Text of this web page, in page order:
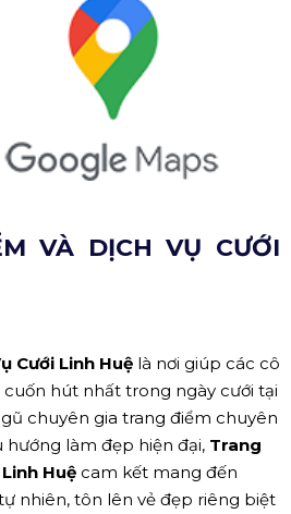
VÀ DỊCH VỤ CƯỚI
Cưới Linh Huệ là nơi giúp các cô
hút nhất trong ngày cưới tại
chuyên gia trang điểm chuyên
hướng làm đẹp hiện đại, Trang
Huệ cam kết mang đến
nhiên, tôn lên vẻ đẹp riêng biệt